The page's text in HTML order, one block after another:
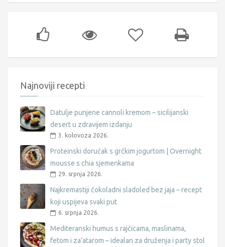
Najnoviji recepti
Datulje punjene cannoli kremom – sicilijanski
desert u zdravijem izdanju
3. kolovoza 2026.
Proteinski doručak s grčkim jogurtom | Overnight
mousse s chia sjemenkama
29. srpnja 2026.
Najkremastiji čokoladni sladoled bez jaja – recept
koji uspijeva svaki put
6. srpnja 2026.
Mediteranski humus s rajčicama, maslinama,
fetom i za’atarom – idealan za druženja i party stol